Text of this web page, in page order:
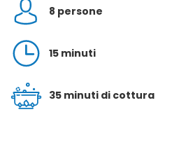
8 persone
15 minuti
35 minuti di cottura